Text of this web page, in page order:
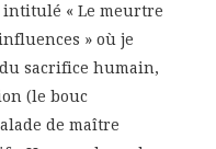
intitulé « Le meurtre
» où je
sacrifice humain,
(le bouc
de maître